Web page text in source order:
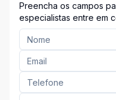
Preencha os campos
especialistas entre em